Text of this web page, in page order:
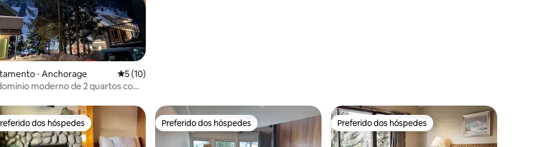
⋅ Anchorage 5 de uma avaliação média de 5, 10 avaliações
5 (10)
moderno de 2 quartos com
os melhores preferidos dos hóspedes
dos hóspedes Preferido dos hóspedes
Preferido dos hóspedes Preferido dos hóspedes
Preferido dos hóspedes